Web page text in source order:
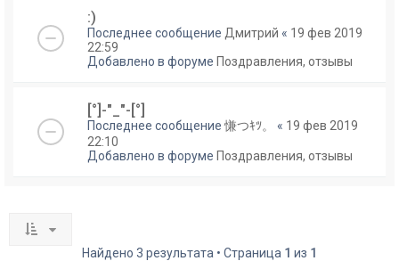
:)
Последнее сообщение Дмитрий « 19 фев 2019
22:59
Добавлено в форуме Поздравления, отзывы
[°]-"_"-[°]
Последнее сообщение慊つｷﾂ。 « 19 фев 2019
22:10
Добавлено в форуме Поздравления, отзывы
Найдено 3 результата • Страница 1 из 1